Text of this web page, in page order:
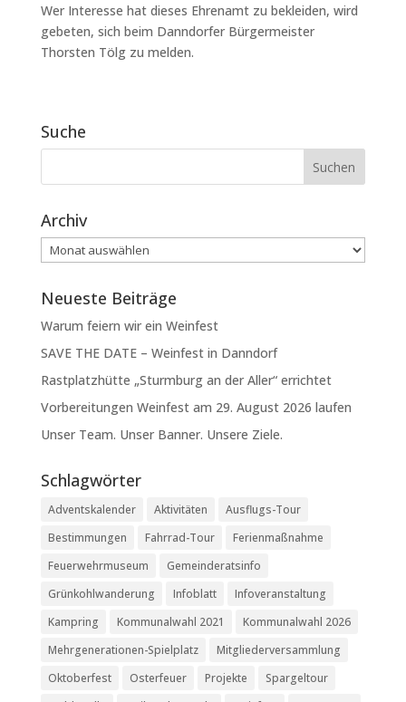
Wer Interesse hat dieses Ehrenamt zu bekleiden, wird
gebeten, sich beim Danndorfer Bürgermeister
Thorsten Tölg zu melden.
Suche
Archiv
Archiv
Neueste Beiträge
Warum feiern wir ein Weinfest
SAVE THE DATE – Weinfest in Danndorf
Rastplatzhütte „Sturmburg an der Aller“ errichtet
Vorbereitungen Weinfest am 29. August 2026 laufen
Unser Team. Unser Banner. Unsere Ziele.
Schlagwörter
Adventskalender Aktivitäten
Ausflugs-Tour
Bestimmungen
Fahrrad-Tour
Ferienmaßnahme
Feuerwehrmuseum
Gemeinderatsinfo
Grünkohlwanderung
Infoblatt
Infoveranstaltung
Kampring
Kommunalwahl 2021
Kommunalwahl 2026
Mehrgenerationen-Spielplatz
Mitgliederversammlung
Oktoberfest
Osterfeuer Projekte
Spargeltour